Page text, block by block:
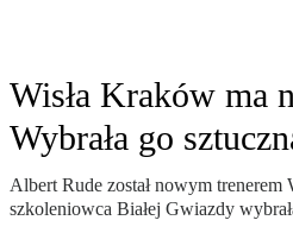
Wisła Kraków ma
Wybrała go
Albert Rude został nowym
szkoleniowca Białej Gwiazdy